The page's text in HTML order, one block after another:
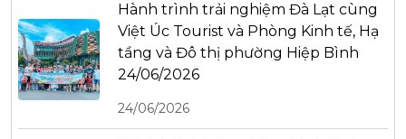
Hành trình trải nghiệm Đà Lạt cùng
Việt Úc Tourist và Phòng Kinh tế, Hạ
tầng và Đô thị phường Hiệp Bình
24/06/2026
24/06/2026